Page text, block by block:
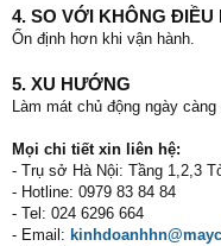
4. SO VỚI KHÔNG ĐIỀU
Ổn định hơn khi vận hành.
5. XU HƯỚNG
Làm mát chủ động ngày
Mọi chi tiết xin liên hệ:
- Trụ sở Hà Nội: Tầng 1,2,3
- Hotline: 0979 83 84 84
- Tel: 024 6296 664
- Email: